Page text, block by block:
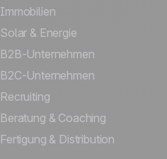
Immobilien
Solar & Energie
B2B-Unternehmen
B2C-Unternehmen
Recruiting
Beratung & Coaching
Fertigung & Distribution